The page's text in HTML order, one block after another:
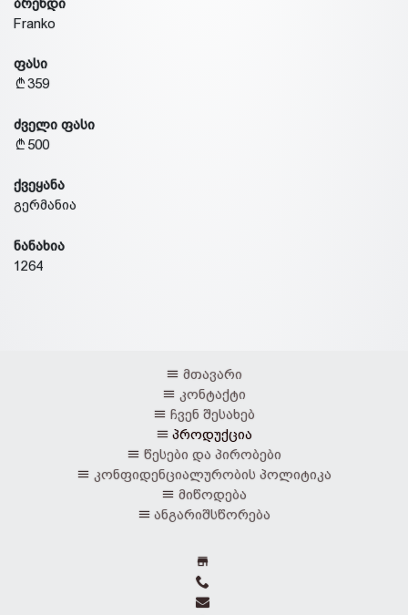
Franko
ფასი
359
ძველი ფასი
500
ქვეყანა
გერმანია
ნანახია
1264
მთავარი
კონტაქტი
ჩვენ შესახებ
პროდუქცია
წესები და პირობები
კონფიდენციალურობის პოლიტიკა
მიწოდება
ანგარიშსწორება